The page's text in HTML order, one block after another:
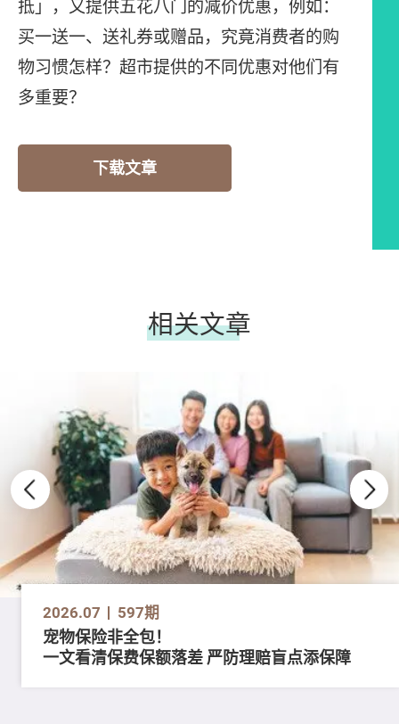
抵」，又提供五花八门的减价优惠，例如：
买一送一、送礼券或赠品，究竟消费者的购
物习惯怎样？超市提供的不同优惠对他们有
多重要？
下载文章
相关文章
2026.07 597期
宠物保险非全包！
一文看清保费保额落差 严防理赔盲点添保障